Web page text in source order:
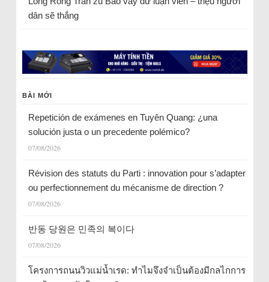
dân sẽ thắng
BÀI MỚI
Repetición de exámenes en Tuyên Quang: ¿una
solución justa o un precedente polémico?
07/08/2026
Révision des statuts du Parti : innovation pour s’adapter
ou perfectionnement du mécanisme de direction ?
07/08/2026
반동 당원은 민족의 복이다
07/08/2026
โครงการถนนวิวแม่น้ำเรด: ทำไมจึงจำเป็นต้องมีกลไกการ